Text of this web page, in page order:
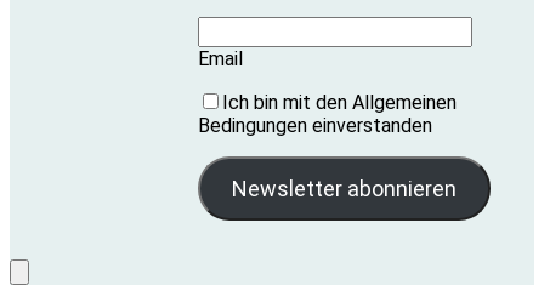
Email
Ich bin mit den Allgemeinen
Bedingungen einverstanden